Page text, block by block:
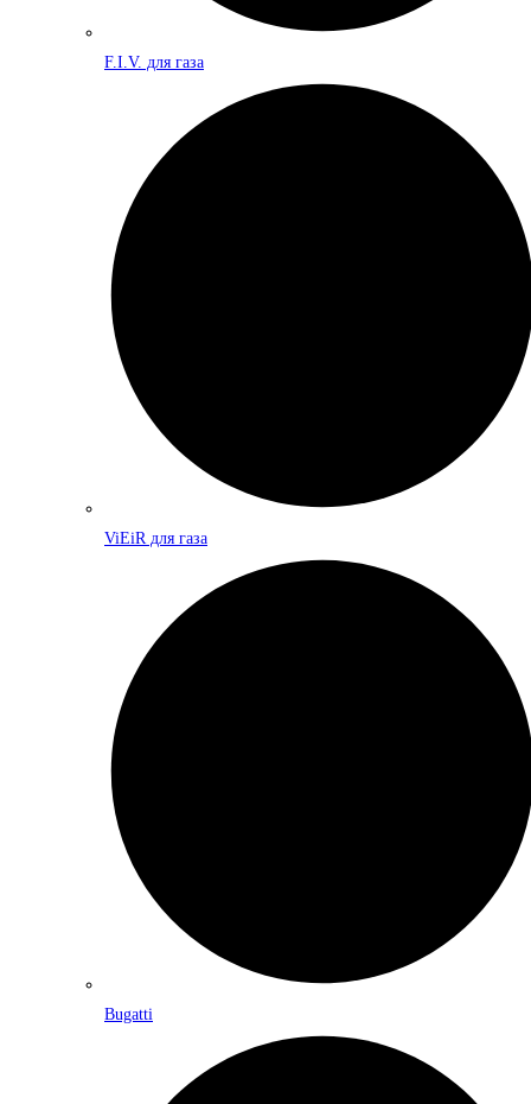
F.I.V. для газа
ViEiR для газа
Bugatti